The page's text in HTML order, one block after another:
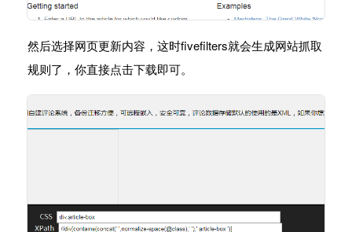
然后选择网页更新内容，这时fivefilters就会生成网站抓取
规则了，你直接点击下载即可。